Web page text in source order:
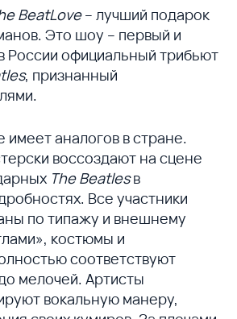
BeatLove– лучший подарок
Это шоу – первый и
России официальный трибьют
, признанный
имеет аналогов в стране.
воссоздают на сцене
The Beatlesв
Все участники
по типажу и внешнему
костюмы и
соответствуют
мелочей. Артисты
вокальную манеру,